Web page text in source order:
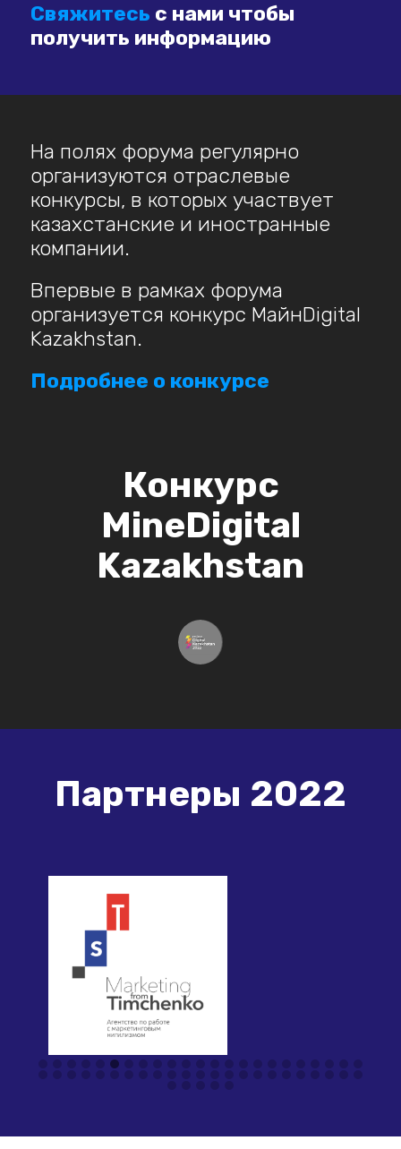
Свяжитесь с нами чтобы
получить информацию
На полях форума регулярно
организуются отраслевые
конкурсы, в которых участвует
казахстанские и иностранные
компании.
Впервые в рамках форума
организуется конкурс МайнDigital
Kazakhstan.
Подробнее о конкурсе
Конкурс
MineDigital
Kazakhstan
Партнеры 2022